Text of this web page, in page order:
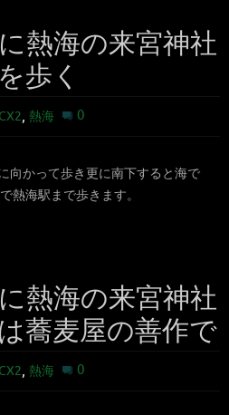
熱海の来宮神社
歩く
, 熱海 0
向かって歩き更に南下すると海で
熱海駅まで歩きます。
熱海の来宮神社
蕎麦屋の善作で
, 熱海 0